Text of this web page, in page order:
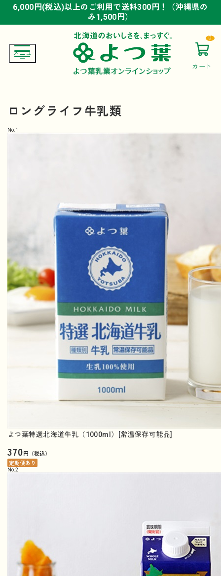
6,000円(税込)以上のご利用で送料300円！（沖縄県の
み1,500円）
6,000円(税込)以上のご利用で送料300円！（沖縄県の
み1,500円）
6,000円(税込)以上のご利用で送料300円！（沖縄県の
み1,500円）
カート
0
ロングライフ牛乳類
No. 1
よつ葉特選北海道牛乳（1000ml）[常温保存可能品]
370円（税込）
定期便あり
No. 2